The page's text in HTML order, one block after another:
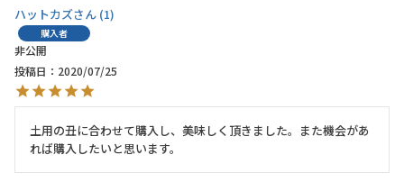
ハットカズ 1
購入者
非公開
投稿日
2020/07/25
土用の丑に合わせて購入し、美味しく頂きました。また機会があ
れば購入したいと思います。